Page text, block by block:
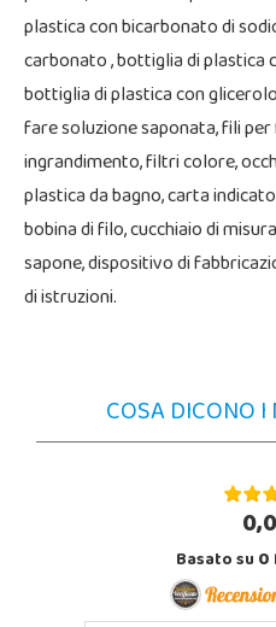
plastica con bicarbonato di
carbonato , bottiglia di plastica
bottiglia di plastica con
fare soluzione saponata, fili
ingrandimento, filtri colore,
plastica da bagno, carta
bobina di filo, cucchiaio di
sapone, dispositivo di
di istruzioni.
COSA DICONO
Basato su0